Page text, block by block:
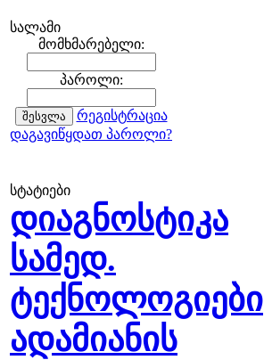
სალამი
მომხმარებელი:
პაროლი:
რეგისტრაცია
დაგავიწყდათ პაროლი?
სტატიები
დიაგნოსტიკა
სამედ.
ტექნოლოგიები
ადამიანის